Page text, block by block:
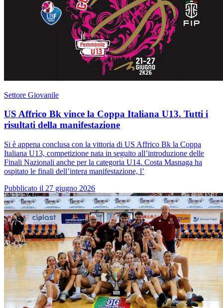
Settore Giovanile
US Affrico Bk vince la Coppa Italiana U13. Tutti i
risultati della manifestazione
Si è appena conclusa con la vittoria di US Affrico Bk la Coppa
Italiana U13, competizione nata in seguito all’introduzione delle
Finali Nazionali anche per la categoria U14. Costa Masnaga ha
ospitato le finali dell’intera manifestazione, l’
Pubblicato il 27 giugno 2026